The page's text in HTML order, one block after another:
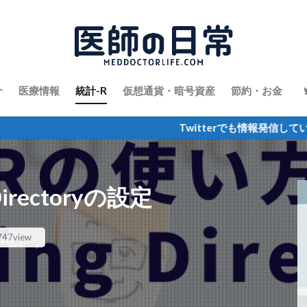
医療情報 統計-R 仮想通貨・暗号資産 節約・お金
Twitterでも情報発信しています
の設定